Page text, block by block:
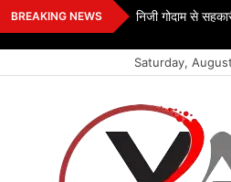
Skip
to
BREAKING NEWS निजी गोदाम से
Saturday,